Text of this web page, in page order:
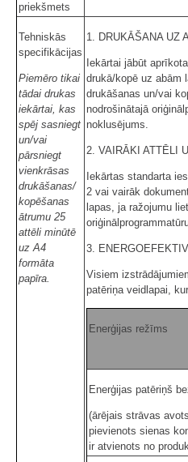
priekšmets
Tehniskās
specifikācijas
Piemēro tikai
tādai drukas
iekārtai, kas
spēj sasniegt
un/vai
pārsniegt
vienkrāsas
drukāšanas/
kopēšanas
ātrumu 25
attēli minūtē
uz A4
formāta
papīra.
1. DRUKĀŠANA UZ
Iekārtai jābūt
drukā/kopē uz abām
drukāšanas un/vai
nodrošinātajā
noklusējums.
2. VAIRĀKI ATTĒLI
Iekārtas standarta
2 vai vairāk
lapas, ja ražojumu
3.
Visiem
patēriņa veidlapai,
Enerģijas režīms
Enerģijas patēriņš
(ārējais strāvas
pievienots sienas
ir atvienots no